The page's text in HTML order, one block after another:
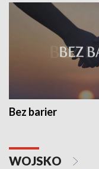
Bez barier
WOJSKO